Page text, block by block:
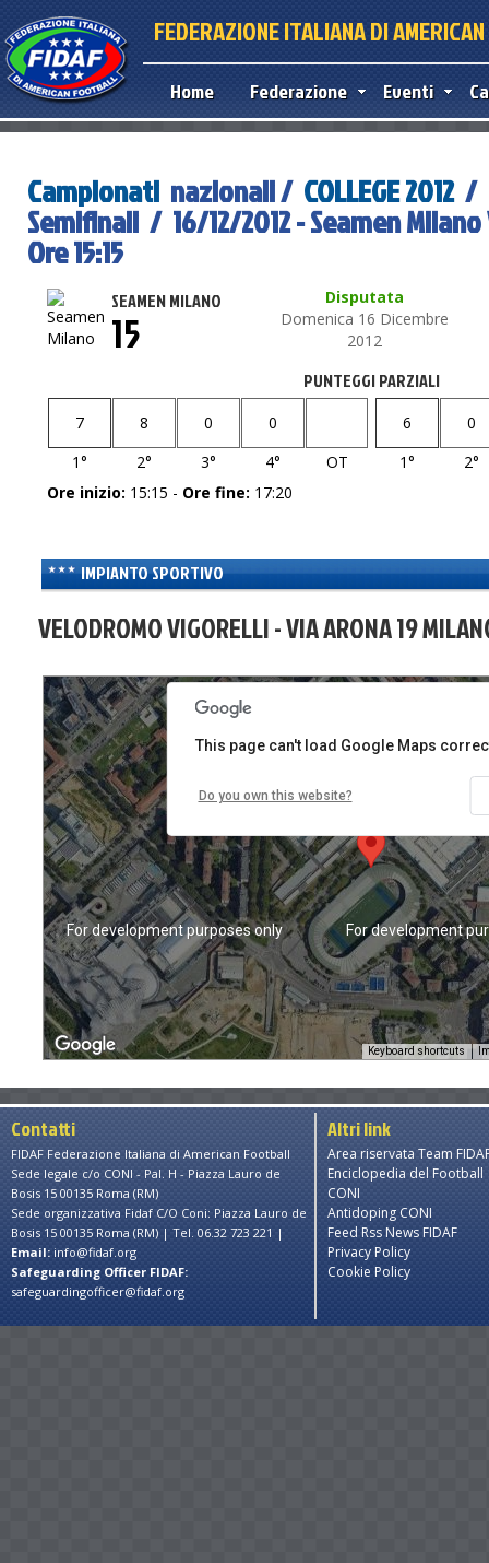
FEDERAZIONE ITALIANA DI
Home Federazione Eventi
Campionati nazionali / COLLEGE 2012/
Semifinali / 16/12/2012 - Seamen
Ore 15:15
SEAMEN MILANO
Disputata
Domenica 16 Dicembre
2012
15
PUNTEGGI PARZIALI
7 8 0
0
1°
2° 3° 4° OT
6
0
1°
2°
Ore inizio: 15:15 - Ore fine: 17:20
IMPIANTO SPORTIVO
VELODROMO VIGORELLI - VIA ARONA 19
For development
For development purposes only
Keyboard shortcuts
This page can't load Google Maps
Do you own this website?
Contatti
FIDAF Federazione Italiana di American Football
Sede legale c/o CONI - Pal. H - Piazza Lauro de
Bosis 15 00135 Roma (RM)
Sede organizzativa Fidaf C/O Coni: Piazza Lauro de
Bosis 15 00135 Roma (RM) | Tel. 06.32 723 221 |
Email: info@fidaf.org
Safeguarding Officer FIDAF:
safeguardingofficer@fidaf.org
Altri link
Area riservata Team
Enciclopedia del Football
CONI
Antidoping CONI
Feed Rss News FIDAF
Privacy Policy
Cookie Policy